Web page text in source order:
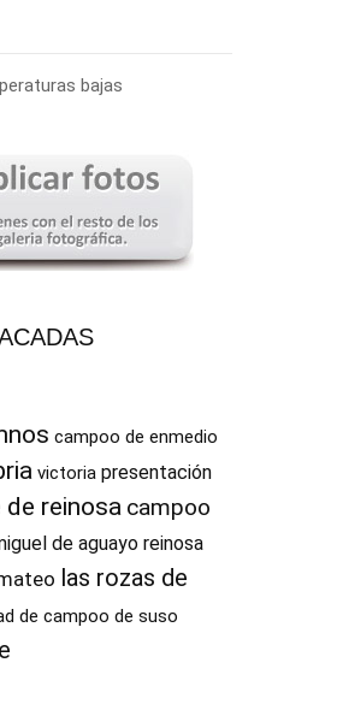
bajas
campoo de enmedio
victoria presentación
reinosa campoo
de aguayo reinosa
las rozas de
de campoo de suso